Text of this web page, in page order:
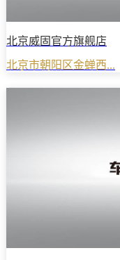
北京威固官方旗舰店
北京市朝阳区金蝉西...